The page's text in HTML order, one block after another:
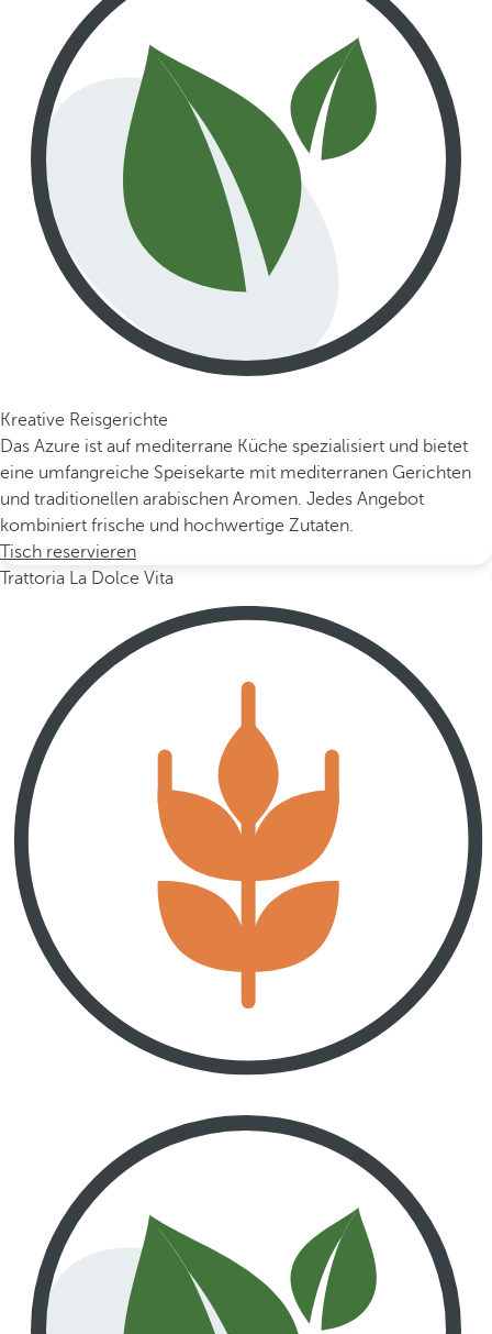
Kreative Reisgerichte
Das Azure ist auf mediterrane Küche spezialisiert und bietet
eine umfangreiche Speisekarte mit mediterranen Gerichten
und traditionellen arabischen Aromen. Jedes Angebot
kombiniert frische und hochwertige Zutaten.
Tisch reservieren
Trattoria La Dolce Vita